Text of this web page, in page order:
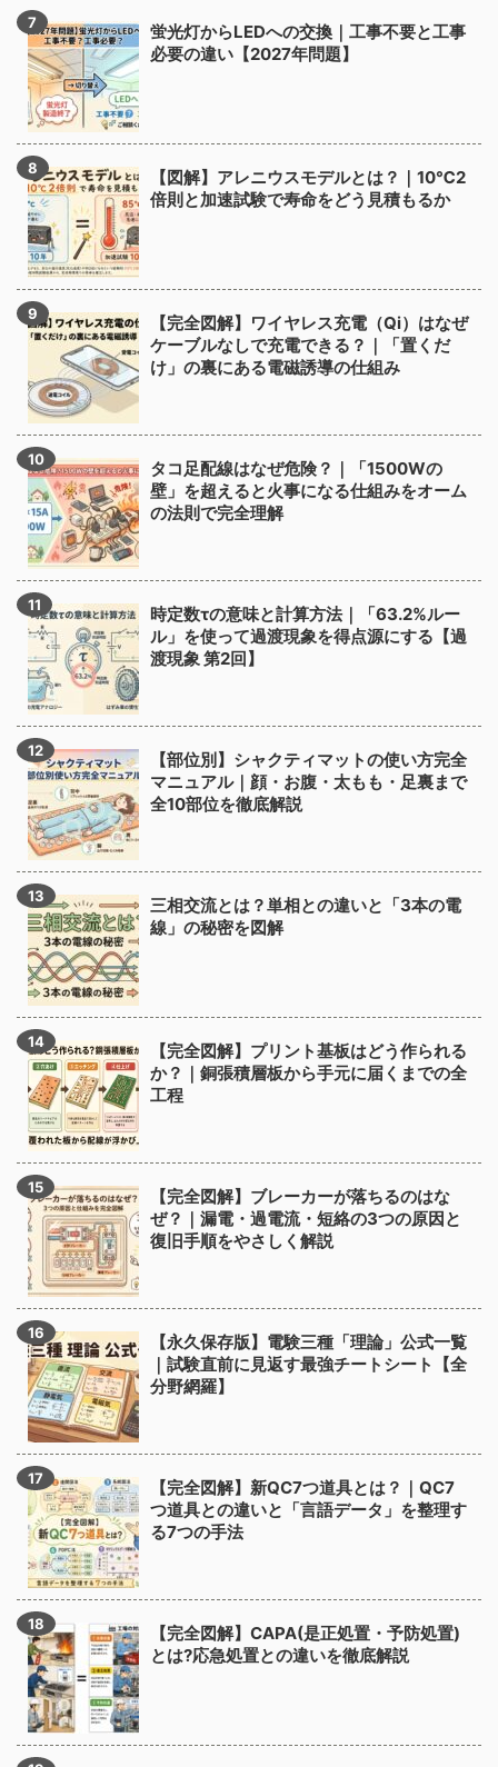
蛍光灯からLEDへの交換｜工事不要と工事
必要の違い【2027年問題】
【図解】アレニウスモデルとは？｜10℃2
倍則と加速試験で寿命をどう見積もるか
【完全図解】ワイヤレス充電（Qi）はなぜ
ケーブルなしで充電できる？｜「置くだ
け」の裏にある電磁誘導の仕組み
タコ足配線はなぜ危険？｜「1500Wの
壁」を超えると火事になる仕組みをオーム
の法則で完全理解
時定数τの意味と計算方法｜「63.2%ルー
ル」を使って過渡現象を得点源にする【過
渡現象 第2回】
【部位別】シャクティマットの使い方完全
マニュアル｜顔・お腹・太もも・足裏まで
全10部位を徹底解説
三相交流とは？単相との違いと「3本の電
線」の秘密を図解
【完全図解】プリント基板はどう作られる
か？｜銅張積層板から手元に届くまでの全
工程
【完全図解】ブレーカーが落ちるのはな
ぜ？｜漏電・過電流・短絡の3つの原因と
復旧手順をやさしく解説
【永久保存版】電験三種「理論」公式一覧
｜試験直前に見返す最強チートシート【全
分野網羅】
【完全図解】新QC7つ道具とは？｜QC7
つ道具との違いと「言語データ」を整理す
る7つの手法
【完全図解】CAPA(是正処置・予防処置)
とは?応急処置との違いを徹底解説